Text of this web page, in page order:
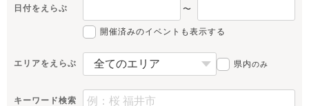
日付をえらぶ 〜
開催済みのイベントも表示する
エリアをえらぶ 県内のみ
キーワード検索